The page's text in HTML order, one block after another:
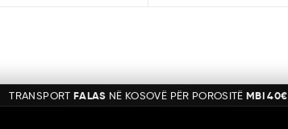
TRANSPORT FALAS NË KOSOVË PËR POROSITËMBI 40€